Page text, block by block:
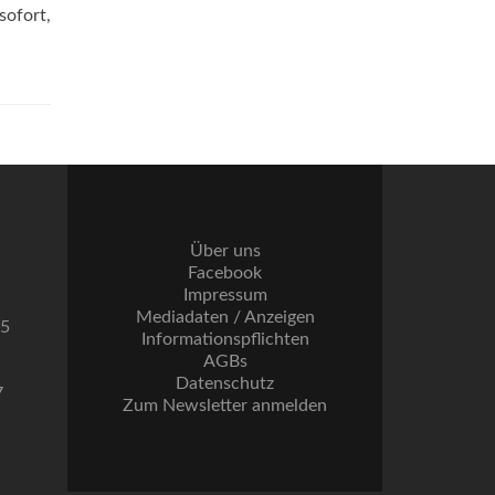
Über uns
Facebook
Impressum
Mediadaten / Anzeigen
Informationspflichten
AGBs
Datenschutz
Zum Newsletter anmelden